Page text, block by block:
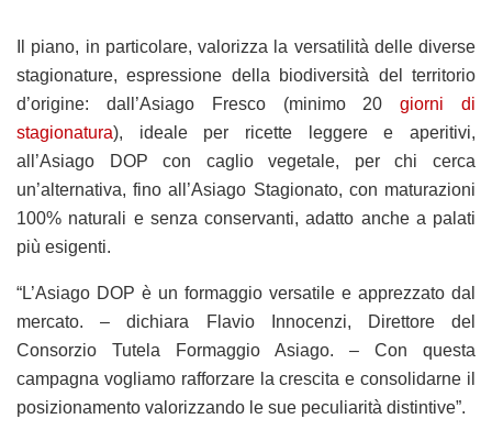
Il piano, in particolare, valorizza la versatilità delle diverse
stagionature, espressione della biodiversità del territorio
d’origine: dall’Asiago Fresco (minimo 20giorni di
stagionatura), ideale per ricette leggere e aperitivi,
all’Asiago DOP con caglio vegetale, per chi cerca
un’alternativa, fino all’Asiago Stagionato, con maturazioni
100% naturali e senza conservanti, adatto anche a palati
più esigenti.
“L’Asiago DOP è un formaggio versatile e apprezzato dal
mercato. – dichiara Flavio Innocenzi, Direttore del
Consorzio Tutela Formaggio Asiago. – Con questa
campagna vogliamo rafforzare la crescita e consolidarne il
posizionamento valorizzando le sue peculiarità distintive”.